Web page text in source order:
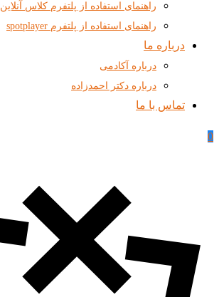
راهنمای استفاده از پلتفرم کلاس آنلاین
راهنمای استفاده از پلتفرم spotplayer
درباره ما
درباره آکادمی
درباره دکتر احمدزاده
تماس با ما
0